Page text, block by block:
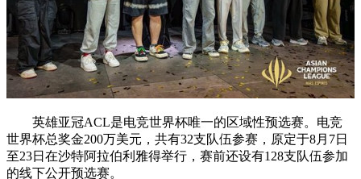
英雄亚冠ACL是电竞世界杯唯一的区域性预选赛。电竞
世界杯总奖金200万美元，共有32支队伍参赛，原定于8月7日
至23日在沙特阿拉伯利雅得举行，赛前还设有128支队伍参加
的线下公开预选赛。